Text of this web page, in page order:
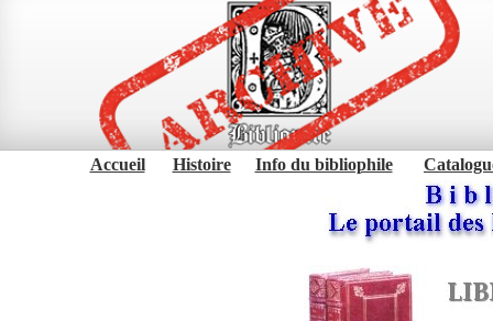
Accueil Histoire Info du bibliophile